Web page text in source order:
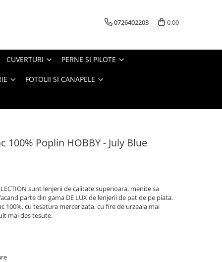
0726402203 0,00
CUVERTURI PERNE ŞI PILOTE
FOTOLII SI CANAPELE
100% Poplin HOBBY - July Blue
sunt lenjerii de calitate superioara, menite sa
parte din gama DE LUX de lenjerii de pat de pe piata.
100%, cu tesatura mercerizata, cu fire de urzeala mai
mai des tesute.